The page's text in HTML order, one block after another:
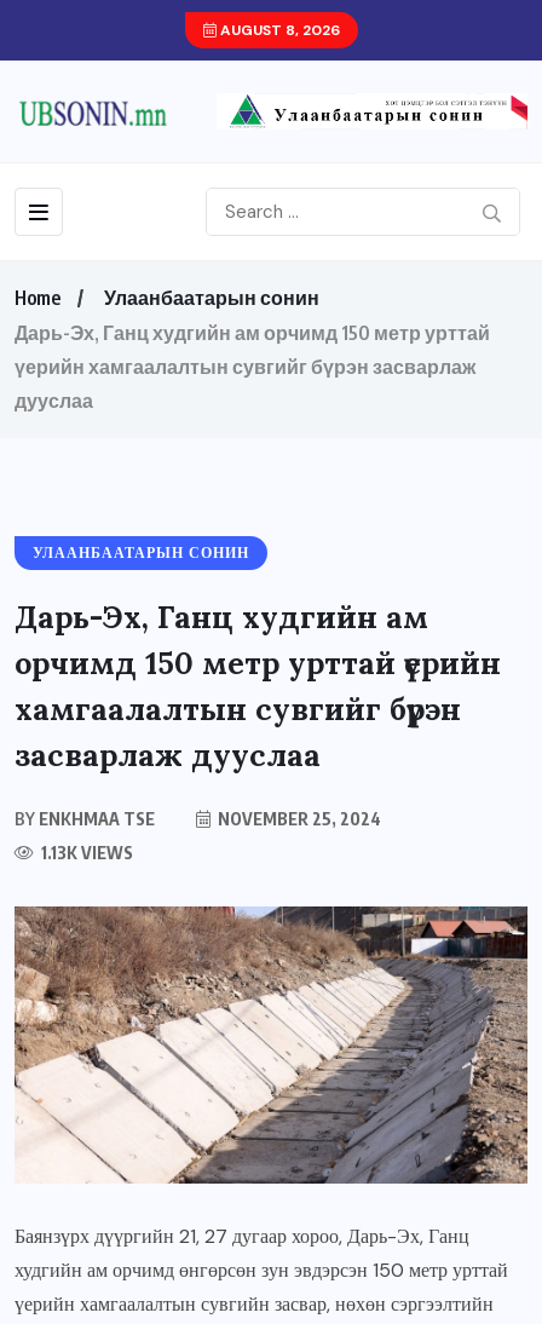
AUGUST 8, 2026
Home
Улаанбаатарын сонин
Дарь-Эх, Ганц худгийн ам орчимд 150 метр урттай
үерийн хамгаалалтын сувгийг бүрэн засварлаж
дууслаа
УЛААНБААТАРЫН СОНИН
Дарь-Эх, Ганц худгийн ам
орчимд 150 метр урттай үерийн
хамгаалалтын сувгийг бүрэн
засварлаж дууслаа
BY ENKHMAA TSE
NOVEMBER 25, 2024
1.13K VIEWS
Баянзүрх дүүргийн 21, 27 дугаар хороо, Дарь-Эх, Ганц
худгийн ам орчимд өнгөрсөн зун эвдэрсэн 150 метр урттай
үерийн хамгаалалтын сувгийн засвар, нөхөн сэргээлтийн